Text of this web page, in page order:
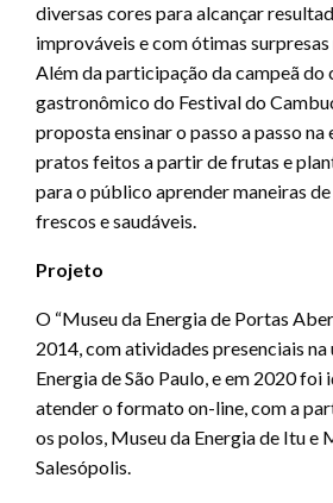
diversas cores para alcançar
improváveis e com ótimas
Além da participação da campeã do
gastronômico do Festival do
proposta ensinar o passo a passo na
pratos feitos a partir de frutas e
para o público aprender maneiras
frescos e saudáveis.
Projeto
O “Museu da Energia de Portas
2014, com atividades presenciais
Energia de São Paulo, e em 2020 foi
atender o formato on-line, com a
os polos, Museu da Energia de Itu e
Salesópolis.